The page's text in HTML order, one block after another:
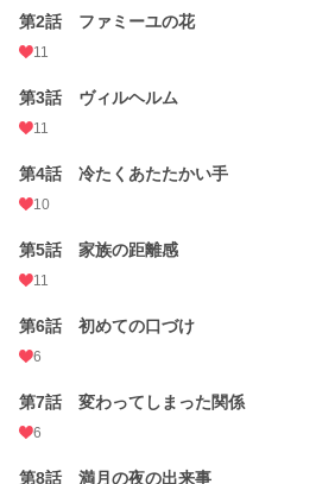
そう、信じていたのに。
※第二章完結済。現在第三章を更新しています。
※性描写あり。18禁要素を含みます
恋愛
お気に入り 19
24h.ポイント
文字数 219,360
更新日時
初回公開日時 2026.05.06 21:28
第2話 ファミーユの花
11
第3話 ヴィルヘルム
11
第4話 冷たくあたたかい手
10
第5話 家族の距離感
11
第6話 初めての口づけ
6
第7話 変わってしまった関係
6
第8話 満月の夜の出来事